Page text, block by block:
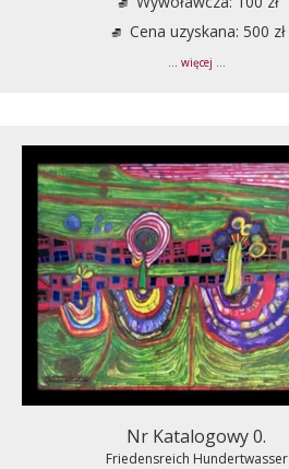
Cena uzyskana: 500 zł
... więcej ...
Nr Katalogowy 0.
Friedensreich Hundertwasser